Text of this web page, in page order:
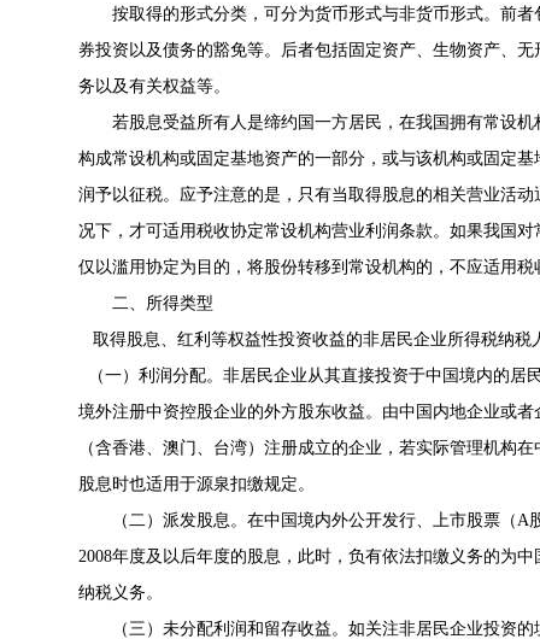
按取得的形式分类，可分为货币形式与非货币形式。前
券投资以及债务的豁免等。后者包括固定资产、生物资产、
务以及有关权益等。
若股息受益所有人是缔约国一方居民，在我国拥有常设
构成常设机构或固定基地资产的一部分，或与该机构或固定
润予以征税。应予注意的是，只有当取得股息的相关营业活
况下，才可适用税收协定常设机构营业利润条款。如果我国
仅以滥用协定为目的，将股份转移到常设机构的，不应适用
二、所得类型
取得股息、红利等权益性投资收益的非居民企业所得税纳税
（一）利润分配。非居民企业从其直接投资于中国境内的居
境外注册中资控股企业的外方股东收益。由中国内地企业或
（含香港、澳门、台湾）注册成立的企业，若实际管理机构
股息时也适用于源泉扣缴规定。
（二）派发股息。在中国境内外公开发行、上市股票（
2008年度及以后年度的股息，此时，负有依法扣缴义务的为
纳税义务。
（三）未分配利润和留存收益。如关注非居民企业投资